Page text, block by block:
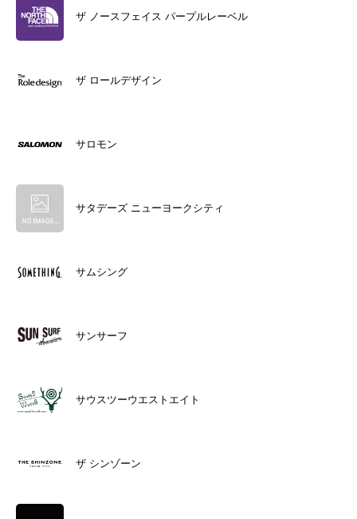
ザ ノースフェイス パープルレーベル
ザ ロールデザイン
サロモン
サタデーズ ニューヨークシティ
サムシング
サンサーフ
サウスツーウエストエイト
ザ シンゾーン